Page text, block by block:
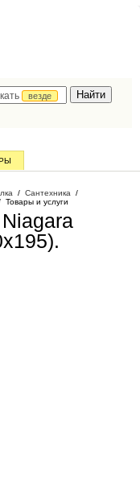
везде
/ Сантехника /
Товары и услуги
.